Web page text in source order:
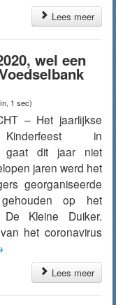
Lees meer
wel een
1 sec)
– Het jaarlijkse
in
gaat dit jaar niet
jaren werd het
georganiseerde
gehouden op het
Kleine Duiker.
het coronavirus
Lees meer